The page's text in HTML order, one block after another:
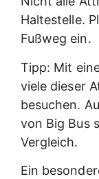
Haltestelle.
Fußweg ein.
Tipp: Mit
viele dieser
besuchen.
von Big Bus
Vergleich.
Ein